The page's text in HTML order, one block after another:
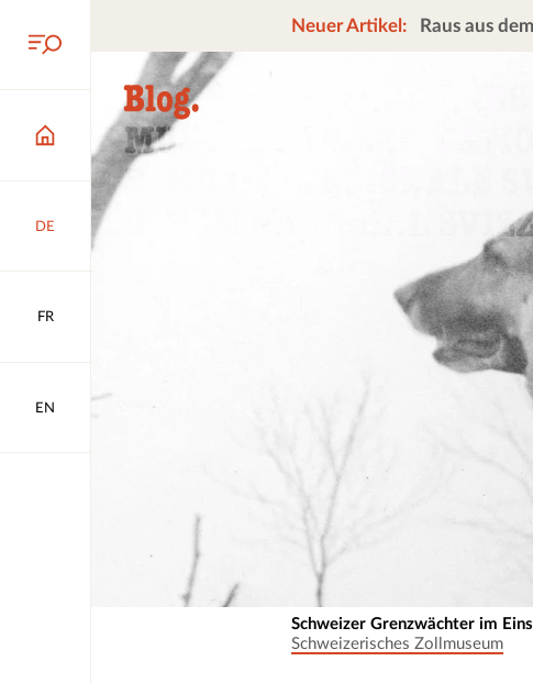
DE
FR
EN
Neuer Artikel: Raus aus
Schweizer Grenzwächter im
Schweizerisches Zollmuseum